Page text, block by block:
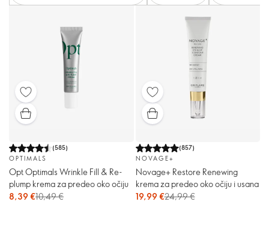
(585)
OPTIMALS
Opt Optimals Wrinkle Fill & Re-
plump krema za predeo oko očiju
8,39 €10,49 €
(857)
NOVAGE+
Novage+ Restore Renewing
krema za predeo oko očiju i usana
19,99 €24,99 €